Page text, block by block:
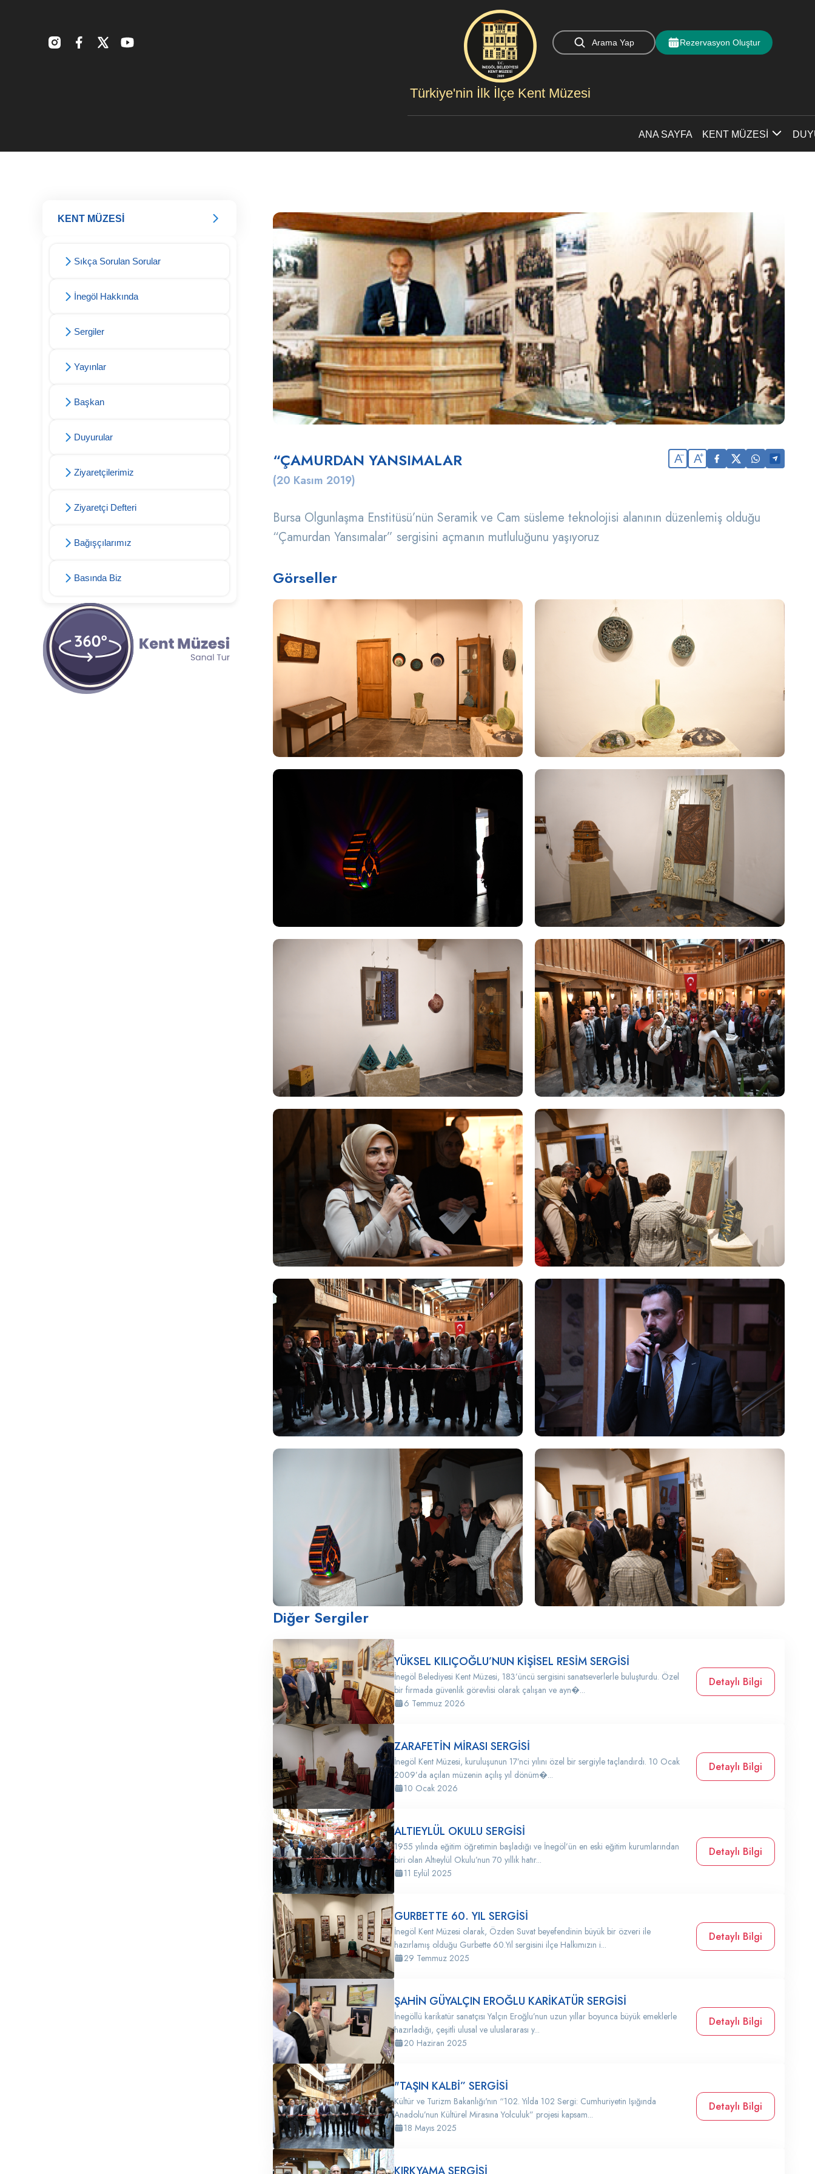
ANA SAYFA KENT MÜZESİ
Türkiye'nin İlk İlçe Kent Müzesi
Arama Yap Rezervasyon Oluştur
KENT MÜZESİ
Sıkça Sorulan Sorular
İnegöl Hakkında
Sergiler
Yayınlar
Başkan
Duyurular
Ziyaretçilerimiz
Ziyaretçi Defteri
Bağışçılarımız
Basında Biz
“ÇAMURDAN YANSIMALAR
(20 Kasım 2019)
A A
Bursa Olgunlaşma Enstitüsü’nün Seramik ve Cam süsleme teknolojisi alanının düzenlemiş olduğu
“Çamurdan Yansımalar” sergisini açmanın mutluluğunu yaşıyoruz
Görseller
Diğer Sergiler
YÜKSEL KILIÇOĞLU’NUN KİŞİSEL RESİM SERGİSİ
İnegöl Belediyesi Kent Müzesi, 183’üncü sergisini sanatseverlerle buluşturdu. Özel
bir firmada güvenlik görevlisi olarak çalışan ve ayn�...
6 Temmuz 2026
Detaylı Bilgi
ZARAFETİN MİRASI SERGİSİ
İnegöl Kent Müzesi, kuruluşunun 17’nci yılını özel bir sergiyle taçlandırdı. 10 Ocak
2009’da açılan müzenin açılış yıl dönüm�...
10 Ocak 2026
Detaylı Bilgi
ALTIEYLÜL OKULU SERGİSİ
1955 yılında eğitim öğretimin başladığı ve İnegöl’ün en eski eğitim kurumlarından
biri olan Altıeylül Okulu’nun 70 yıllık hatır...
11 Eylül 2025
Detaylı Bilgi
GURBETTE 60. YIL SERGİSİ
İnegöl Kent Müzesi olarak, Özden Suvat beyefendinin büyük bir özveri ile
hazırlamış olduğu Gurbette 60.Yıl sergisini ilçe Halkımızın i...
29 Temmuz 2025
Detaylı Bilgi
ŞAHİN GÜYALÇIN EROĞLU KARİKATÜR SERGİSİ
İnegöllü karikatür sanatçısı Yalçın Eroğlu’nun uzun yıllar boyunca büyük emeklerle
hazırladığı, çeşitli ulusal ve uluslararası y...
20 Haziran 2025
Detaylı Bilgi
"TAŞIN KALBİ” SERGİSİ
Kültür ve Turizm Bakanlığı'nın “102. Yılda 102 Sergi: Cumhuriyetin Işığında
Anadolu’nun Kültürel Mirasına Yolculuk” projesi kapsam...
18 Mayıs 2025
Detaylı Bilgi